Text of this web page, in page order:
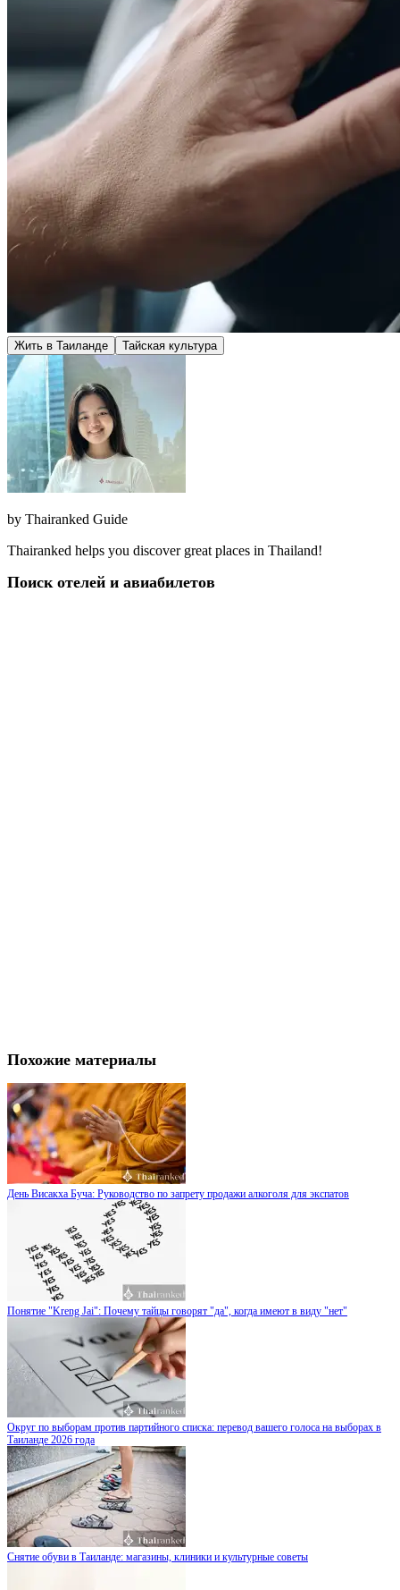
Жить в Таиланде Тайская культура
by Thairanked Guide
Thairanked helps you discover great places in Thailand!
Поиск отелей и авиабилетов
Похожие материалы
День Висакха Буча: Руководство по запрету продажи алкоголя для экспатов
Понятие "Kreng Jai": Почему тайцы говорят "да", когда имеют в виду "нет"
Округ по выборам против партийного списка: перевод вашего голоса на выборах в
Таиланде 2026 года
Снятие обуви в Таиланде: магазины, клиники и культурные советы